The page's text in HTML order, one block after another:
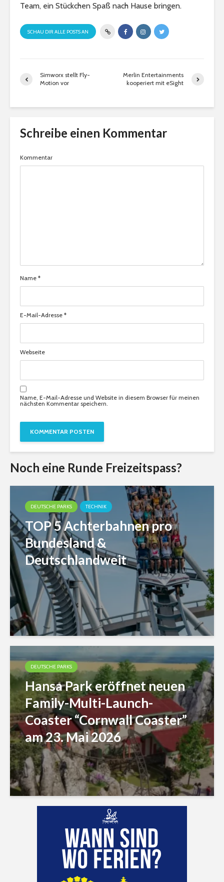
Team, ein Stückchen Spaß nach Hause bringen.
SCHAU DIR ALLE POSTS AN
Simworx stellt Fly-
Motion vor
Merlin Entertainments
kooperiert mit eSight
Schreibe einen Kommentar
Kommentar
Name *
E-Mail-Adresse *
Webseite
Name, E-Mail-Adresse und Website in diesem Browser für meinen
nächsten Kommentar speichern.
Noch eine Runde Freizeitspass?
DEUTSCHE PARKS TECHNIK
TOP 5 Achterbahnen pro
Bundesland &
Deutschlandweit
DEUTSCHE PARKS
Hansa Park eröffnet neuen
Family-Multi-Launch-
Coaster “Cornwall Coaster”
am 23. Mai 2026